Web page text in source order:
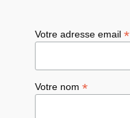
Votre adresse email*
Votre nom*